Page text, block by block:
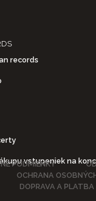
records
vstupeniek na
PODMIENKY
OCHRANA
DOPRAVA A PLATBA